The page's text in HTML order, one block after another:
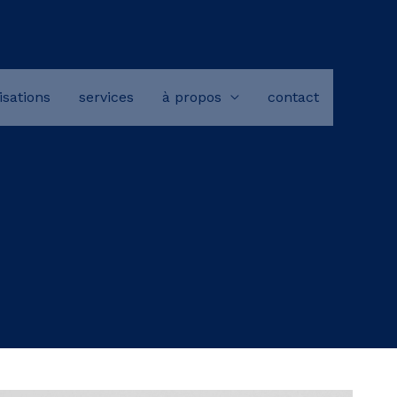
services à propos contact